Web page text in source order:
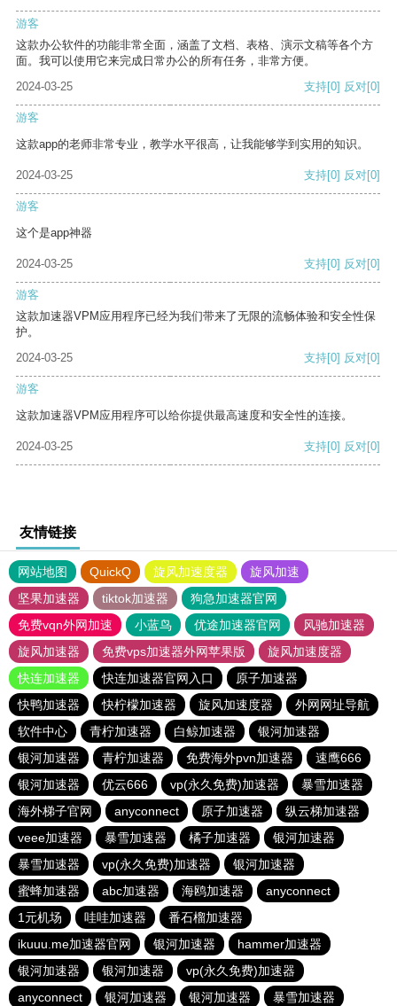
游客
这款办公软件的功能非常全面，涵盖了文档、表格、演示文稿等各个方
面。我可以使用它来完成日常办公的所有任务，非常方便。
2024-03-25
支持[0] 反对[0]
游客
这款app的老师非常专业，教学水平很高，让我能够学到实用的知识。
2024-03-25 支持[0] 反对[0]
游客
这个是app神器
2024-03-25 支持[0] 反对[0]
游客
这款加速器VPM应用程序已经为我们带来了无限的流畅体验和安全性保
护。
2024-03-25
支持[0] 反对[0]
游客
这款加速器VPM应用程序可以给你提供最高速度和安全性的连接。
2024-03-25 支持[0] 反对[0]
友情链接
网站地图 QuickQ 旋风加速度器
旋风加速
坚果加速器
tiktok加速器
狗急加速器官网
免费vqn外网加速
小蓝鸟 优途加速器官网
风驰加速器
旋风加速器
免费vps加速器外网苹果版
旋风加速度器
快连加速器
快连加速器官网入口
原子加速器
快鸭加速器
快柠檬加速器 旋风加速度器
外网网址导航
软件中心
青柠加速器 白鲸加速器
银河加速器
银河加速器
青柠加速器 免费海外pvn加速器
速鹰666
银河加速器
优云666 vp(永久免费)加速器
暴雪加速器
海外梯子官网
anyconnect 原子加速器
纵云梯加速器
veee加速器
暴雪加速器 橘子加速器
银河加速器
暴雪加速器
vp(永久免费)加速器
银河加速器
蜜蜂加速器
abc加速器 海鸥加速器
anyconnect
1元机场
哇哇加速器
番石榴加速器
ikuuu.me加速器官网
银河加速器
hammer加速器
银河加速器
银河加速器
vp(永久免费)加速器
anyconnect
银河加速器 银河加速器 暴雪加速器